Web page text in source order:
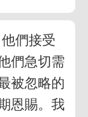
們接受
們急切需
被忽略的
恩賜。我